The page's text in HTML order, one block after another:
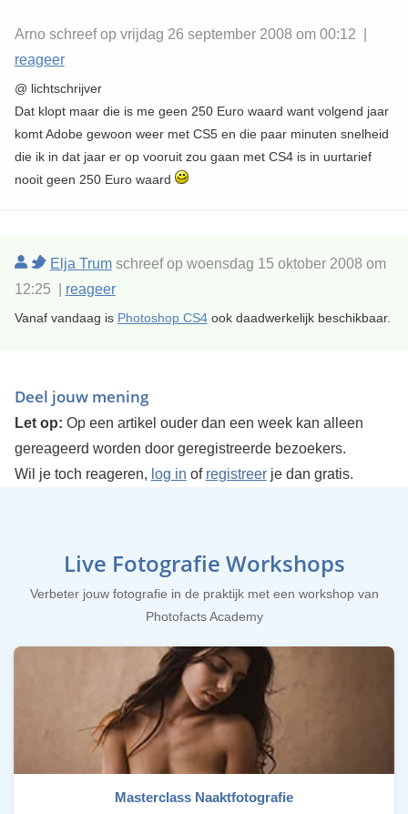
Arno schreef op vrijdag 26 september 2008 om 00:12 |
reageer
@ lichtschrijver
Dat klopt maar die is me geen 250 Euro waard want volgend jaar
komt Adobe gewoon weer met CS5 en die paar minuten snelheid
die ik in dat jaar er op vooruit zou gaan met CS4 is in uurtarief
nooit geen 250 Euro waard
Elja Trumschreef op woensdag 15 oktober 2008 om
12:25 | reageer
Vanaf vandaag is Photoshop CS4ook daadwerkelijk beschikbaar.
Deel jouw mening
Let op: Op een artikel ouder dan een week kan alleen
gereageerd worden door geregistreerde bezoekers.
Wil je toch reageren, log in of registreerje dan gratis.
Live Fotografie Workshops
Verbeter jouw fotografie in de praktijk met een workshop van
Photofacts Academy
Masterclass Naaktfotografie